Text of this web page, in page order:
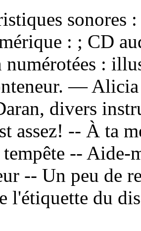
sonores
: ; CD
numérotées :
—
divers
assez! -- À ta
--
-- Un peu de
l'étiquette du